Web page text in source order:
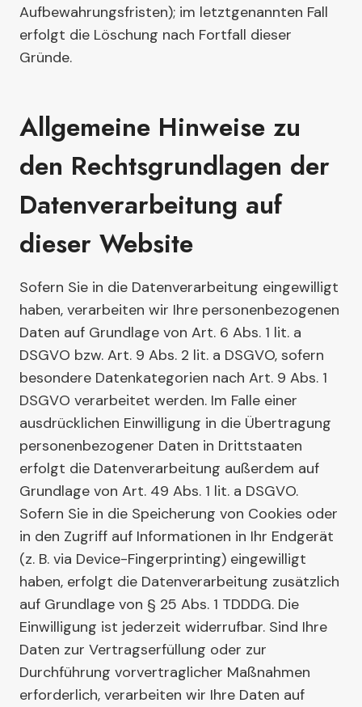
Aufbewahrungsfristen); im letztgenannten Fall
erfolgt die Löschung nach Fortfall dieser
Gründe.
Allgemeine Hinweise zu
den Rechtsgrundlagen der
Datenverarbeitung auf
dieser Website
Sofern Sie in die Datenverarbeitung eingewilligt
haben, verarbeiten wir Ihre personenbezogenen
Daten auf Grundlage von Art. 6 Abs. 1 lit. a
DSGVO bzw. Art. 9 Abs. 2 lit. a DSGVO, sofern
besondere Datenkategorien nach Art. 9 Abs. 1
DSGVO verarbeitet werden. Im Falle einer
ausdrücklichen Einwilligung in die Übertragung
personenbezogener Daten in Drittstaaten
erfolgt die Datenverarbeitung außerdem auf
Grundlage von Art. 49 Abs. 1 lit. a DSGVO.
Sofern Sie in die Speicherung von Cookies oder
in den Zugriff auf Informationen in Ihr Endgerät
(z. B. via Device-Fingerprinting) eingewilligt
haben, erfolgt die Datenverarbeitung zusätzlich
auf Grundlage von § 25 Abs. 1 TDDDG. Die
Einwilligung ist jederzeit widerrufbar. Sind Ihre
Daten zur Vertragserfüllung oder zur
Durchführung vorvertraglicher Maßnahmen
erforderlich, verarbeiten wir Ihre Daten auf